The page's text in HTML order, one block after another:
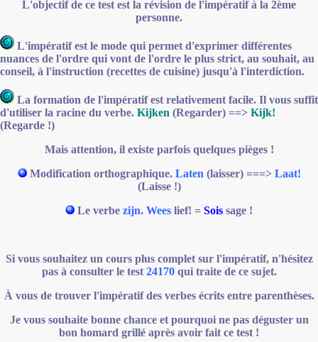
L'objectif de ce test est la révision de l'impératif à la 2ème
personne.
L'impératif est le mode qui permet d'exprimer différentes
nuances de l'ordre qui vont de l'ordre le plus strict, au souhait, au
conseil, à l'instruction (recettes de cuisine) jusqu'à l'interdiction.
La formation de l'impératif est relativement facile. Il vous suffit
d'utiliser la racine du verbe. Kijken (Regarder) ==> Kijk!
(Regarde !)
Mais attention, il existe parfois quelques pièges !
Modification orthographique. Laten (laisser) ===> Laat!
(Laisse !)
Le verbe zijn. Wees lief! = Sois sage !
Si vous souhaitez un cours plus complet sur l'impératif, n'hésitez
pas à consulter le test 24170 qui traite de ce sujet.
À vous de trouver l'impératif des verbes écrits entre parenthèses.
Je vous souhaite bonne chance et pourquoi ne pas déguster un
bon homard grillé après avoir fait ce test !